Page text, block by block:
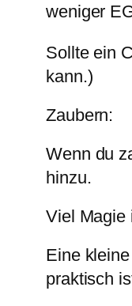
weniger
Sollte ein
kann.)
Zaubern:
Wenn du
hinzu.
Viel Magie
Eine
praktisch